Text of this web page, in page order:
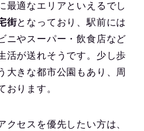
最適なエリアといえるでし
街となっており、駅前には
ニやスーパー・飲食店など
活が送れそうです。少し歩
大きな都市公園もあり、周
おります。
クセスを優先したい方は、